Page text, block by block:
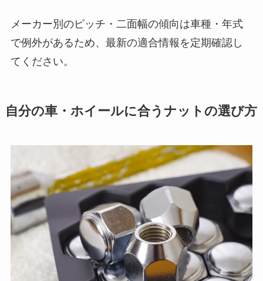
メーカー別のピッチ・二面幅の傾向は車種・年式
で例外があるため、最新の適合情報を定期確認し
てください。
自分の車・ホイールに合うナットの選び方